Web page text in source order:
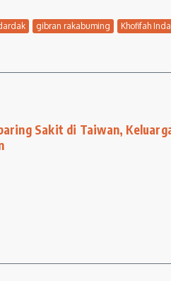
gibran rakabuming Khofifah
Sakit di Taiwan,